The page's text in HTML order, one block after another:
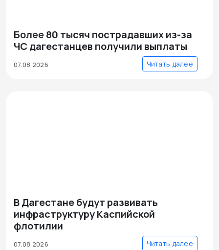
Более 80 тысяч пострадавших из-за
ЧС дагестанцев получили выплаты
07.08.2026 Читать далее
В Дагестане будут развивать
инфраструктуру Каспийской
флотилии
07.08.2026 Читать далее